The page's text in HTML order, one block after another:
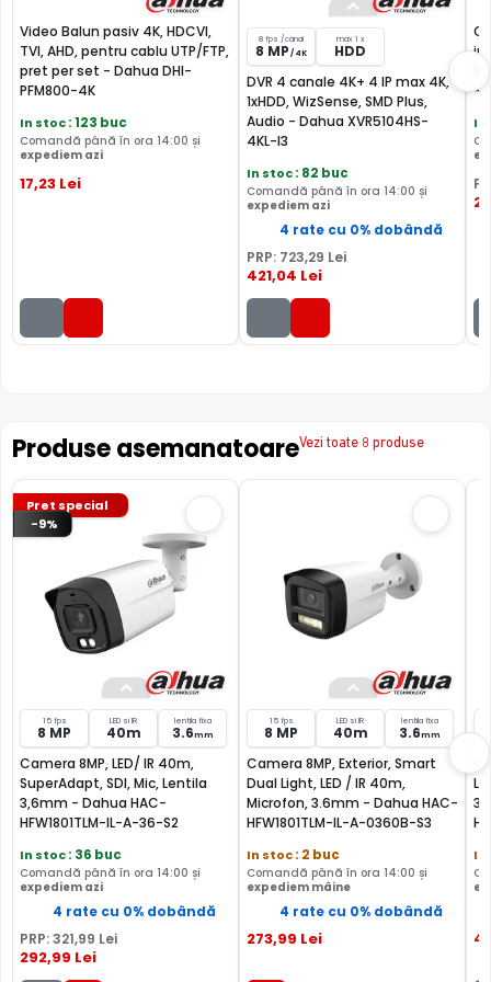
supravegherea generala a zonelor. Distanta focala este
de 3.6 mm, oferind un unghi orizontal de 89.0°.
MICROFON INCLUS
Puteti supraveghea atat video, dar si audio zona
acoperita de aceasta camera, fiind dotata cu un
microfon incorporat, ajutand la identificarea unor
zgomote suspecte, fara a fi nevoie sa va deplasati in
locatia respectiva, eliminand astfel un pericol destul de
FILTRU IR MECANIC (ICR / IR Cut Fillter)
Camera DAHUA HAC-ME1809TH-A-PV-0360B are un filtru
IR Mecanic autoretractabil ce filtreaza lumina in infrarosu
pe timpul zilei, pentru a evita anumitele defecte de
pentru a permite luminii in infrarosu sa treaca,
imbunatatind vizibilitatea camerei in modul alb/negru.
Video Balun pasiv 4K, HDCVI,
TVI, AHD, pentru cablu UTP/FTP,
pret per set - Dahua DHI-
PFM800-4K
In stoc: 123 buc
Comandă până în ora 14:00 și
expediem azi
17,23 Lei
8 fps /canal
8 MP / 4K
max 1 x
HDD
DVR 4 canale 4K+ 4 IP max 4K,
1xHDD, WizSense, SMD Plus,
Audio - Dahua XVR5104HS-
4KL-I3
In stoc: 82 buc
Comandă până în ora 14:00 și
expediem azi
4 rate cu 0% dobândă
PRP: 723,29 Lei
421,04 Lei
-
In
2
Produse asemanatoareVezi toate 8 produse
Pret special
-9%
15 fps
8 MP
LED si IR
40m
lentila fixa
3.6mm
Camera 8MP, LED/ IR 40m,
SuperAdapt, SDI, Mic, Lentila
3,6mm - Dahua HAC-
HFW1801TLM-IL-A-36-S2
In stoc: 36 buc
Comandă până în ora 14:00 și
expediem azi
4 rate cu 0% dobândă
PRP:321,99 Lei
292,99 Lei
15 fps
8 MP
LED si IR
40m
lentila fixa
3.6mm
Camera 8MP, Exterior, Smart
Dual Light, LED / IR 40m,
Microfon, 3.6mm - Dahua HAC-
HFW1801TLM-IL-A-0360B-S3
In stoc: 2 buc
Comandă până în ora 14:00 și
expediem mâine
4 rate cu 0% dobândă
273,99 Lei
In